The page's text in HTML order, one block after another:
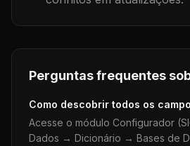
Perguntas frequentes
Como descobrir todos os
Acesse o módulo Configurador
Dados → Dicionário → Bases de